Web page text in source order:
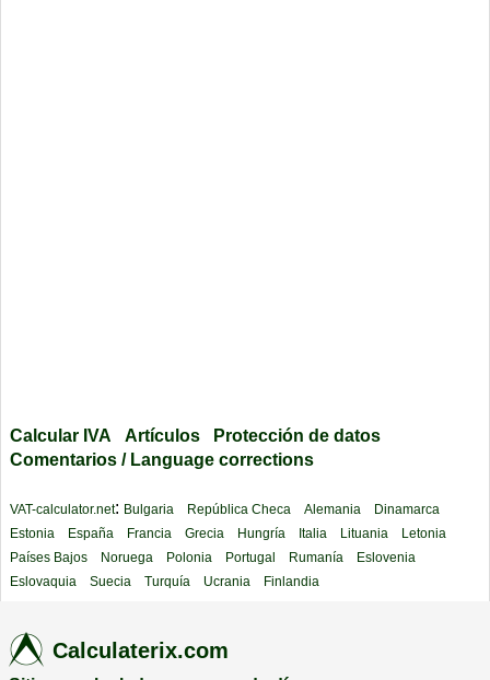
Calcular IVA Artículos
Protección de datos
Comentarios / Language corrections
VAT-calculator.net: Bulgaria República Checa Alemania
Dinamarca
Estonia
España Francia Grecia Hungría Italia Lituania
Letonia
Países Bajos
Noruega Polonia Portugal Rumanía
Eslovenia
Eslovaquia
Suecia Turquía Ucrania Finlandia
Calculaterix.com